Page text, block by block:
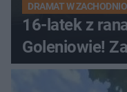
DRAMAT W
16-latek z
Goleniowie!